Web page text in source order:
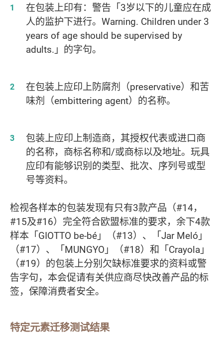
在包装上印有：警告「3岁以下的儿童应在成
人的监护下进行。Warning. Children under 3
years of age should be supervised by
adults.」的字句。
在包装上应印上防腐剂（preservative）和苦
味剂（embittering agent）的名称。
包装上应印上制造商，其授权代表或进口商
的名称，商标名称和/或商标以及地址。玩具
应印有能够识别的类型、批次、序列号或型
号等资料。
检视各样本的包装发现有只有3款产品（#14，
#15及#16）完全符合欧盟标准的要求，余下4款
样本「GIOTTO be-bé」（#13）、「Jar Meló」
（#17）、「MUNGYO」（#18）和「Crayola」
（#19）的包装上分别欠缺标准要求的资料或警
告字句，本会促请有关供应商尽快改善产品的标
签，保障消费者安全。
特定元素迁移测试结果